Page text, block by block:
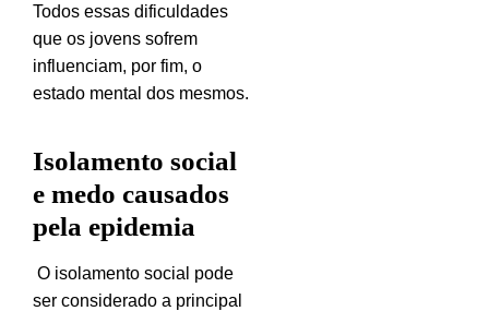
Todos essas dificuldades
que os jovens sofrem
influenciam, por fim, o
estado mental dos mesmos.
Isolamento social
e medo causados
pela epidemia
O isolamento social pode
ser considerado a principal